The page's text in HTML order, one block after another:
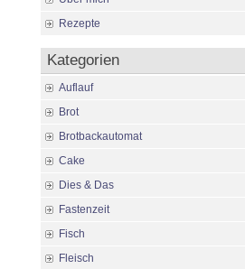
Rezepte
Kategorien
Auflauf
Brot
Brotbackautomat
Cake
Dies & Das
Fastenzeit
Fisch
Fleisch